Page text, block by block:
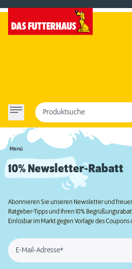
Menü
Produktsuche
10% Newsletter-Rabatt
Abonnieren Sie unseren Newsletter und
Ratgeber-Tipps und Ihren 10%
Einlösbar im Markt gegen Vorlage des
E-Mail-Adresse*